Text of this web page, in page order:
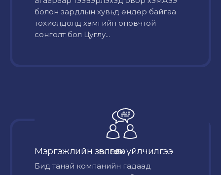
болон зардлын хувьд өндөр байгаа
тохиолдолд хамгийн оновчтой
сонголт бол Цуглу...
Мэргэжлийн зөвлөгөө өгөх үйлчилгээ
Бид танай компанийн гадаад